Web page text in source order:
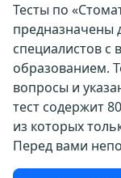
Тесты по
предназначены
специалистов
образованием.
вопросы и
тест содержит
из которых
Перед вами